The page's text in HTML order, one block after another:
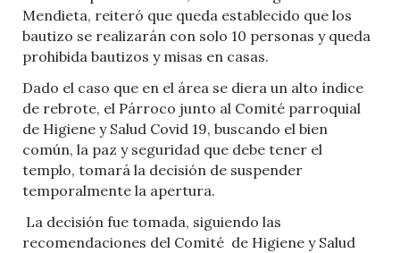
Mendieta, reiteró que queda establecido que los
bautizo se realizarán con solo 10 personas y queda
prohibida bautizos y misas en casas.
Dado el caso que en el área se diera un alto índice
de rebrote, el Párroco junto al Comité parroquial
de Higiene y Salud Covid 19, buscando el bien
común, la paz y seguridad que debe tener el
templo, tomará la decisión de suspender
temporalmente la apertura.
La decisión fue tomada, siguiendo las
recomendaciones del Comité de Higiene y Salud